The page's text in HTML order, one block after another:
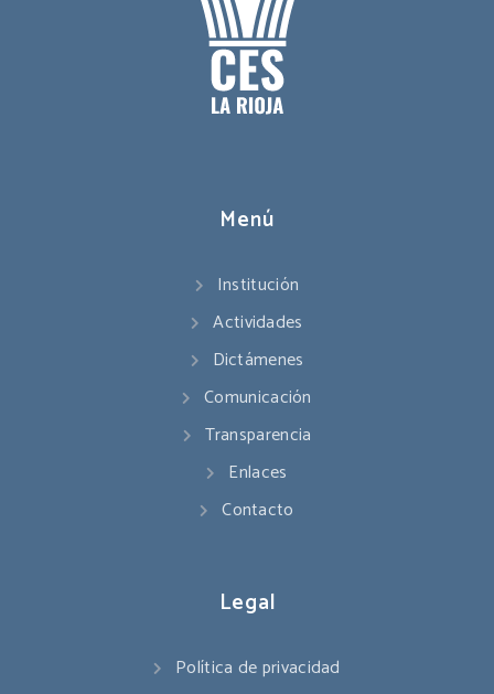
Menú
Institución
Actividades
Dictámenes
Comunicación
Transparencia
Enlaces
Contacto
Legal
Política de privacidad